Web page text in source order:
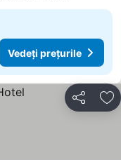
Vedeți prețurile
Distribuiți